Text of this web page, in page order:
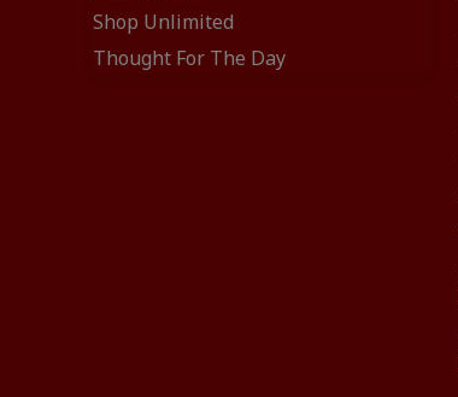
Shop Unlimited
Thought For The Day